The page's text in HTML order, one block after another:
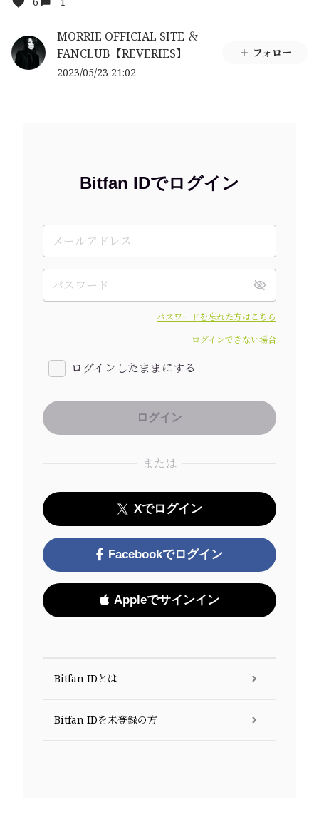
MORRIE OFFICIAL SITE ＆
FANCLUB【REVERIES】
2023/05/23 21:02
フォロー
Bitfan IDでログイン
パスワードを忘れた方はこちら
ログインできない場合
ログインしたままにする
または
Xでログイン
Facebookでログイン
Appleでサインイン
Bitfan IDとは
Bitfan IDを未登録の方